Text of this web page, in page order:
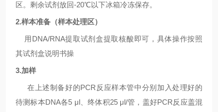
区。剩余试剂放回-20℃以下冰箱冷冻保存。
2.样本准备（样本处理区）
用 DNA/RNA提取试剂盒提取核酸即可，具体操作按照
其试剂盒说明书操
3.加样
在上述制备好的PCR 反应样本管中分别加入处理好的
待测标本DNA各5 μl、终体积25 μl/管，盖好PCR反应盖混